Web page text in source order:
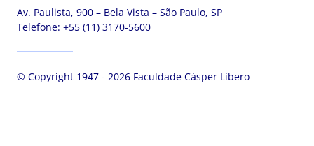
Av. Paulista, 900 – Bela Vista – São Paulo, SP
Telefone: +55 (11) 3170-5600
© Copyright 1947 - 2026 Faculdade Cásper Líbero